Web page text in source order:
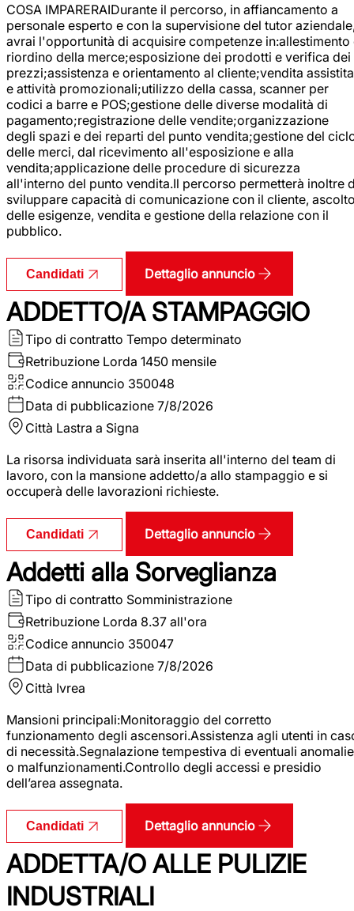
COSA IMPARERAIDurante il percorso, in affiancamento a
personale esperto e con la supervisione del tutor
avrai l'opportunità di acquisire competenze in:allestimento
riordino della merce;esposizione dei prodotti e verifica dei
prezzi;assistenza e orientamento al cliente;vendita assistita
e attività promozionali;utilizzo della cassa, scanner per
codici a barre e POS;gestione delle diverse modalità di
pagamento;registrazione delle vendite;organizzazione
degli spazi e dei reparti del punto vendita;gestione del
delle merci, dal ricevimento all'esposizione e alla
vendita;applicazione delle procedure di sicurezza
all'interno del punto vendita.Il percorso permetterà inoltre
sviluppare capacità di comunicazione con il cliente,
delle esigenze, vendita e gestione della relazione con il
pubblico.
Candidati Dettaglio annuncio
ADDETTO/A STAMPAGGIO
Tipo di contratto Tempo determinato
Retribuzione Lorda 1450 mensile
Codice annuncio 350048
Data di pubblicazione 7/8/2026
Città Lastra a Signa
La risorsa individuata sarà inserita all'interno del team di
lavoro, con la mansione addetto/a allo stampaggio e si
occuperà delle lavorazioni richieste.
Candidati Dettaglio annuncio
Addetti alla Sorveglianza
Tipo di contratto Somministrazione
Retribuzione Lorda 8.37 all'ora
Codice annuncio 350047
Data di pubblicazione 7/8/2026
Città Ivrea
Mansioni principali:Monitoraggio del corretto
funzionamento degli ascensori.Assistenza agli utenti in
di necessità.Segnalazione tempestiva di eventuali anomalie
o malfunzionamenti.Controllo degli accessi e presidio
dell’area assegnata.
Candidati Dettaglio annuncio
ADDETTA/O ALLE PULIZIE
INDUSTRIALI